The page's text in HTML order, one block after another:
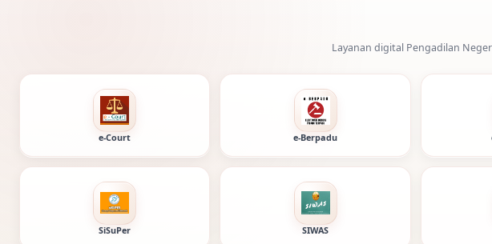
Layanan digital Pengadilan Negeri Tuban dan
e-Court e-Berpadu
SiSuPer SIWAS